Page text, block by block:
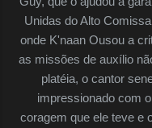
Unidas do Alto
onde K'naan Ousou a
as missões de auxílio
platéia, o cantor
impressionado com
coragem que ele teve e